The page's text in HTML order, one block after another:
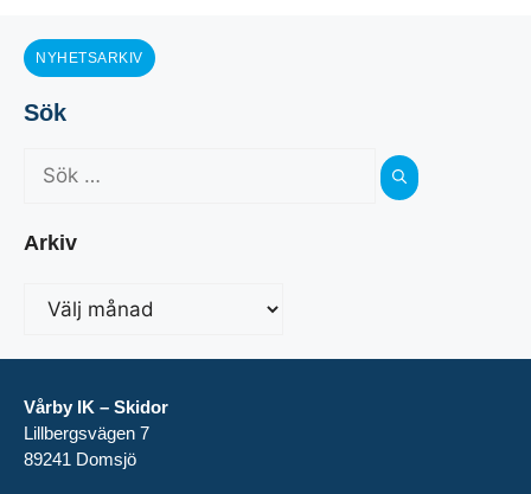
NYHETSARKIV
Sök
Arkiv
Vårby IK – Skidor
Lillbergsvägen 7
89241 Domsjö